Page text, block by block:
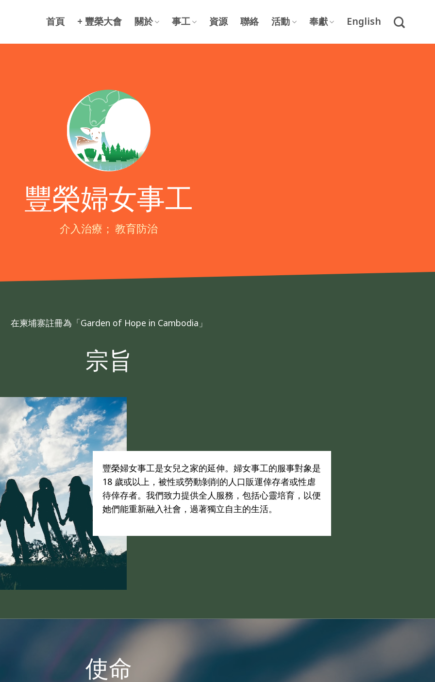
首頁 + 豐榮大會 關於 事工 資源 聯絡 活動 奉獻 English
豐榮婦女事工
介入治療； 教育防治
在柬埔寨註冊為「Garden of Hope in Cambodia」
宗旨
豐榮婦女事工是女兒之家的延伸。婦女事工的服事對象是
18 歲或以上，被性或勞動剝削的人口販運倖存者或性虐
待倖存者。我們致力提供全人服務，包括心靈培育，以便
她們能重新融入社會，過著獨立自主的生活。
使命